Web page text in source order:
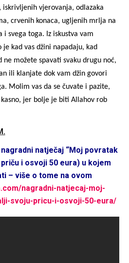
vjerovanja, odlazaka
crvenih konaca, ugljenih mrlja na
svega toga. Iz iskustva vam
kad vas džini napadaju, kad
možete spavati svaku drugu noć,
ili klanjate dok vam džin govori
Molim vas da se čuvate i pazite,
jer bolje je biti Allahov rob
natječaj “Moj povratak
ču i osvoji 50 eura) u kojem
– više o tome na ovom
nagradni-natjecaj-moj-
svoju-pricu-i-osvoji-50-eura/